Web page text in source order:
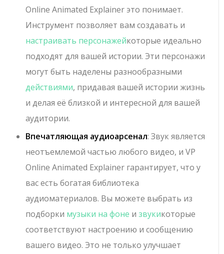
Online Animated Explainer это понимает.
Инструмент позволяет вам создавать и
настраивать персонажейкоторые идеально
подходят для вашей истории. Эти персонажи
могут быть наделены разнообразными
действиями, придавая вашей истории жизнь
и делая её близкой и интересной для вашей
аудитории.
Впечатляющая аудиоарсенал: Звук является
неотъемлемой частью любого видео, и VP
Online Animated Explainer гарантирует, что у
вас есть богатая библиотека
аудиоматериалов. Вы можете выбрать из
подборки музыки на фоне извукикоторые
соответствуют настроению и сообщению
вашего видео. Это не только улучшает